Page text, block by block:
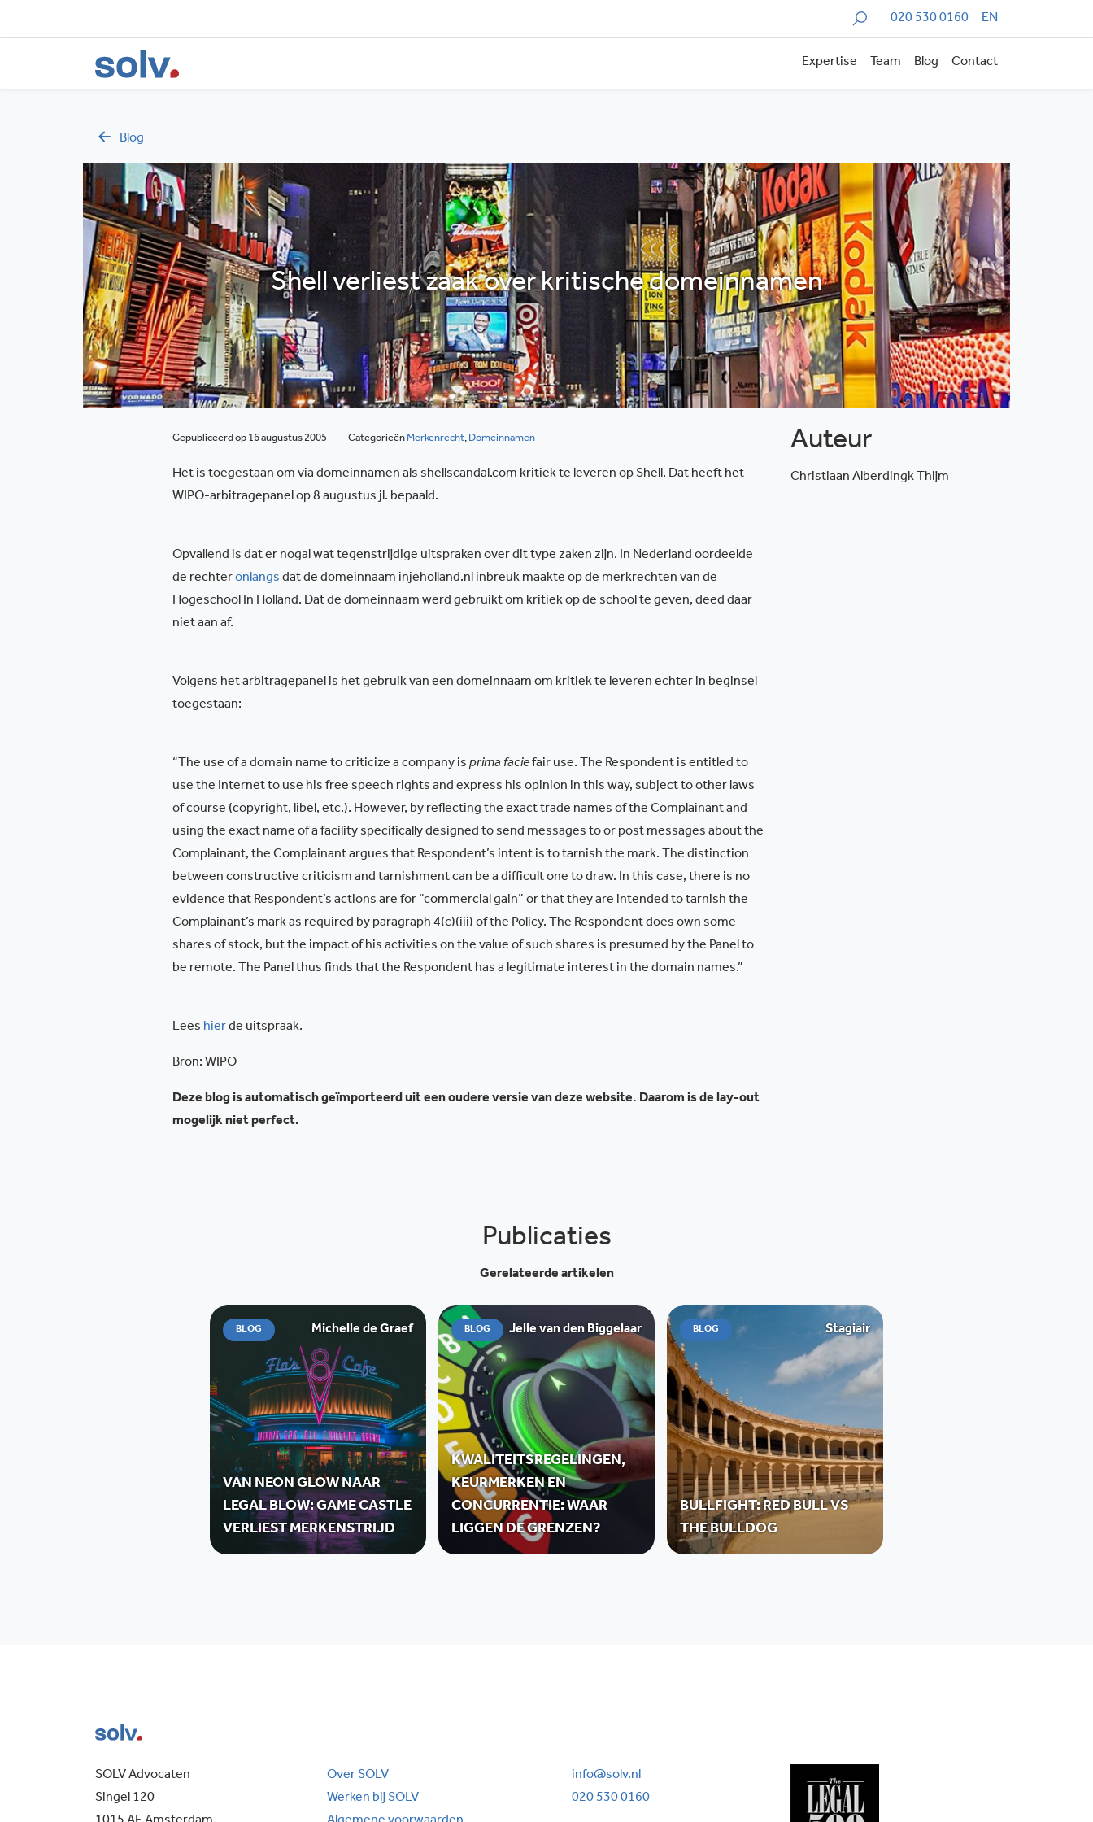
Zoeken 020 530 0160 EN
Expertise Team Blog Contact
Blog
Shell verliest zaak over kritische domeinnamen
Gepubliceerd op 16 augustus 2005 Categorieën Merkenrecht, Domeinnamen
Het is toegestaan om via domeinnamen als shellscandal.com kritiek te leveren op Shell. Dat heeft het
WIPO-arbitragepanel op 8 augustus jl. bepaald.
Opvallend is dat er nogal wat tegenstrijdige uitspraken over dit type zaken zijn. In Nederland oordeelde
de rechteronlangs dat de domeinnaam injeholland.nl inbreuk maakte op de merkrechten van de
Hogeschool In Holland. Dat de domeinnaam werd gebruikt om kritiek op de school te geven, deed daar
niet aan af.
Volgens het arbitragepanel is het gebruik van een domeinnaam om kritiek te leveren echter in beginsel
toegestaan:
“The use of a domain name to criticize a company is prima faciefair use. The Respondent is entitled to
use the Internet to use his free speech rights and express his opinion in this way, subject to other laws
of course (copyright, libel, etc.). However, by reflecting the exact trade names of the Complainant and
using the exact name of a facility specifically designed to send messages to or post messages about the
Complainant, the Complainant argues that Respondent’s intent is to tarnish the mark. The distinction
between constructive criticism and tarnishment can be a difficult one to draw. In this case, there is no
evidence that Respondent’s actions are for “commercial gain” or that they are intended to tarnish the
Complainant’s mark as required by paragraph 4(c)(iii) of the Policy. The Respondent does own some
shares of stock, but the impact of his activities on the value of such shares is presumed by the Panel to
be remote. The Panel thus finds that the Respondent has a legitimate interest in the domain names.”
Lees hierde uitspraak.
Bron: WIPO
Deze blog is automatisch geïmporteerd uit een oudere versie van deze website. Daarom is de lay-out
mogelijk niet perfect.
Auteur
Christiaan Alberdingk Thijm
Publicaties
Gerelateerde artikelen
BLOG Michelle de Graef
VAN NEON GLOW NAAR
LEGAL BLOW: GAME CASTLE
VERLIEST MERKENSTRIJD
BLOG Jelle van den Biggelaar
KWALITEITSREGELINGEN,
KEURMERKEN EN
CONCURRENTIE: WAAR
LIGGEN DE GRENZEN?
BLOG Stagiair
BULLFIGHT: RED BULL VS
THE BULLDOG
SOLV Advocaten
Singel 120
Over SOLV
Werken bij SOLV
info@solv.nl
020 530 0160